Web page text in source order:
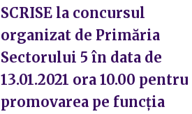
SCRISE la concursul
organizat de Primăria
Sectorului 5 în data de
13.01.2021 ora 10.00 pentru
promovarea pe funcţia